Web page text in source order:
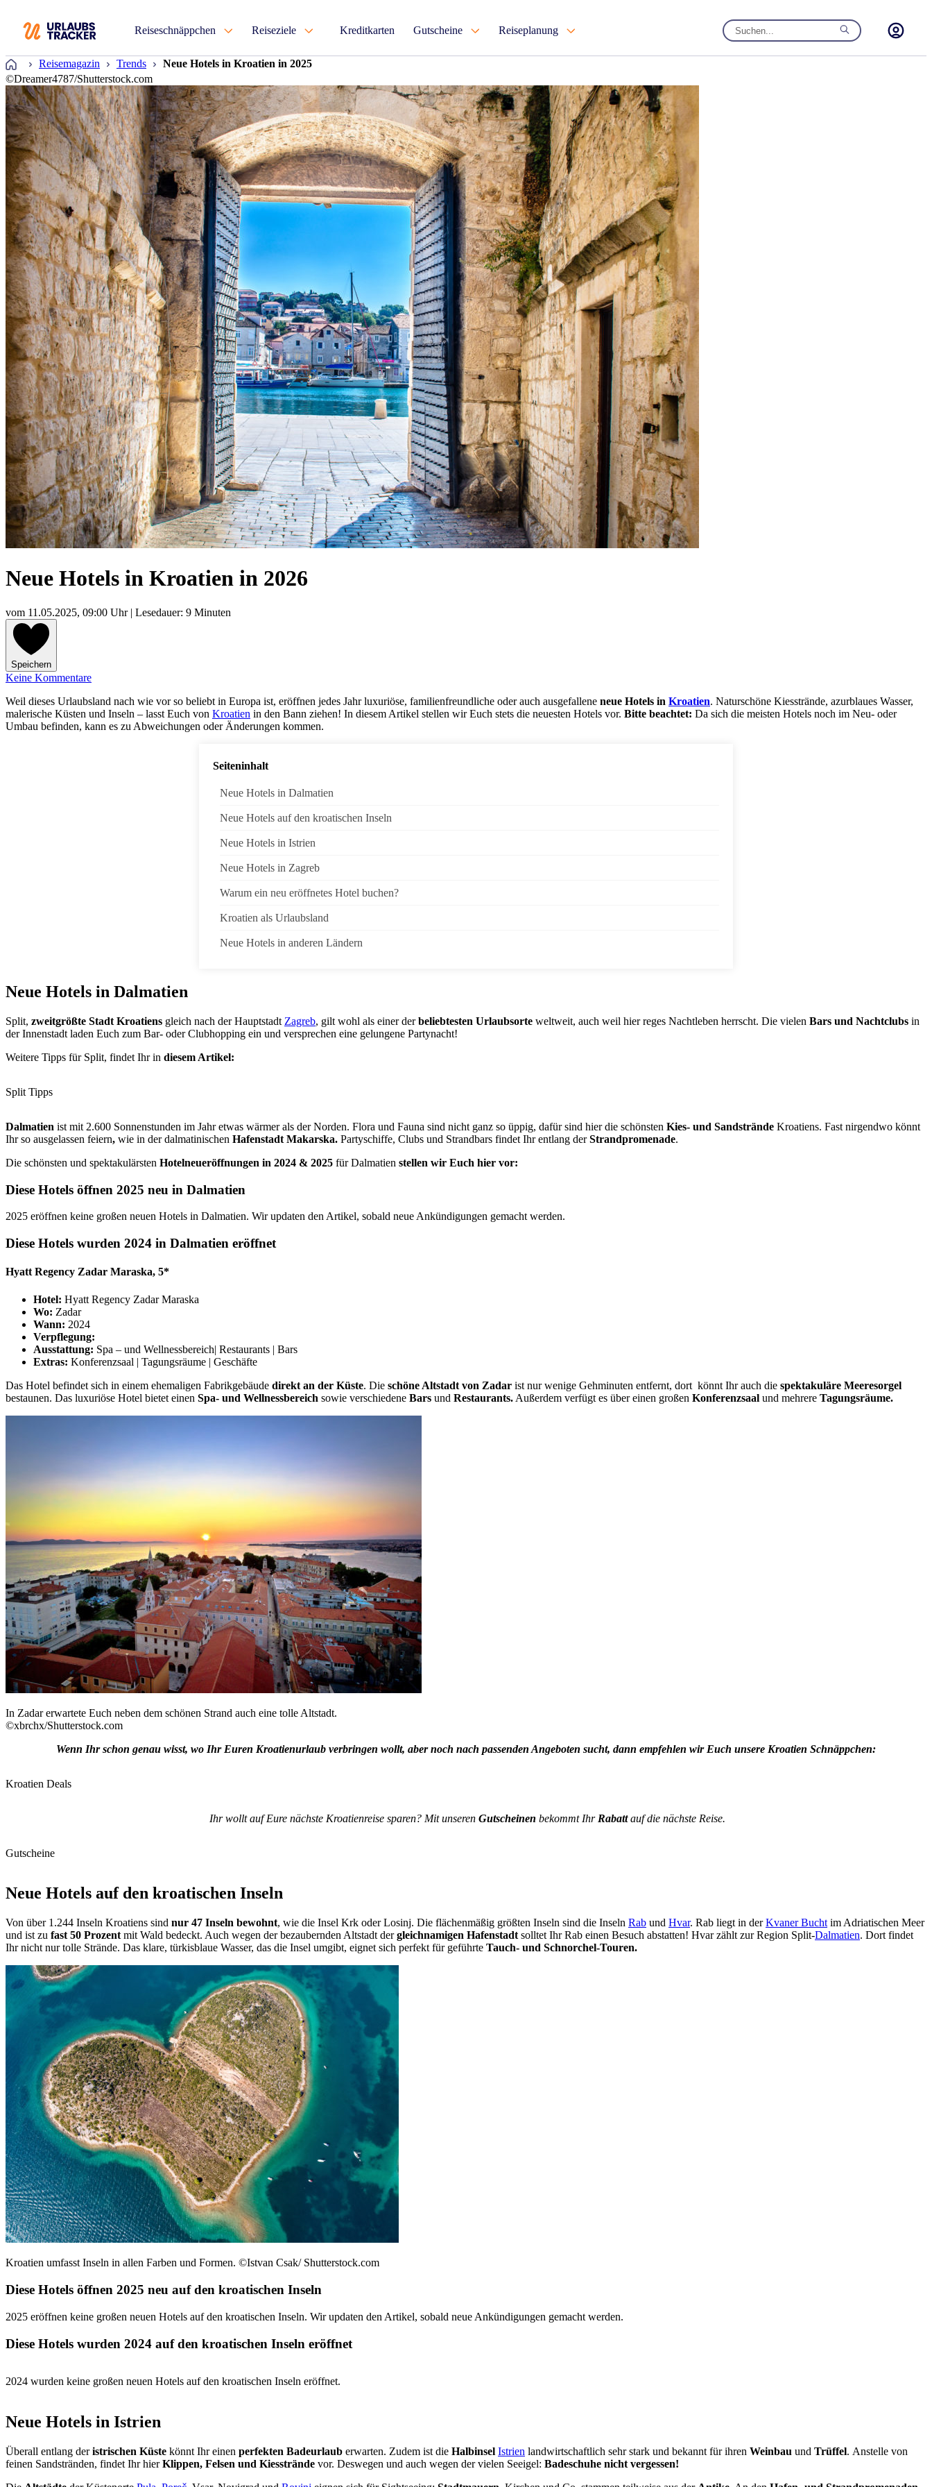
Reiseschnäppchen Reiseziele Kreditkarten Gutscheine Reiseplanung
Startseite
Reisemagazin Trends
Neue Hotels in Kroatien in 2025
©Dreamer4787/Shutterstock.com
Neue Hotels in Kroatien in 2026
vom 11.05.2025, 09:00 Uhr| Lesedauer: 9 Minuten
Speichern
Keine Kommentare
Weil dieses Urlaubsland nach wie vor so beliebt in Europa ist, eröffnen jedes Jahr luxuriöse, familienfreundliche oder auch ausgefallene neue Hotels in Kroatien. Naturschöne Kiesstrände, azurblaues Wasser,
malerische Küsten und Inseln – lasst Euch von Kroatien in den Bann ziehen! In diesem Artikel stellen wir Euch stets die neuesten Hotels vor. Bitte beachtet: Da sich die meisten Hotels noch im Neu- oder
Umbau befinden, kann es zu Abweichungen oder Änderungen kommen.
Seiteninhalt
Neue Hotels in Dalmatien
Neue Hotels auf den kroatischen Inseln
Neue Hotels in Istrien
Neue Hotels in Zagreb
Warum ein neu eröffnetes Hotel buchen?
Kroatien als Urlaubsland
Neue Hotels in anderen Ländern
Neue Hotels in Dalmatien
Split, zweitgrößte Stadt Kroatiens gleich nach der Hauptstadt Zagreb, gilt wohl als einer derbeliebtesten Urlaubsorte weltweit, auch weil hier reges Nachtleben herrscht. Die vielen Bars und Nachtclubs in
der Innenstadt laden Euch zum Bar- oder Clubhopping ein und versprechen eine gelungene Partynacht!
Weitere Tipps für Split, findet Ihr in diesem Artikel:
Split Tipps
Dalmatien ist mit 2.600 Sonnenstunden im Jahr etwas wärmer als der Norden. Flora und Fauna sind nicht ganz so üppig, dafür sind hier die schönsten Kies- und Sandstrände Kroatiens. Fast nirgendwo könnt
Ihr so ausgelassen feiern, wie in der dalmatinischen Hafenstadt Makarska. Partyschiffe, Clubs und Strandbars findet Ihr entlang derStrandpromenade.
Die schönsten und spektakulärsten Hotelneueröffnungen in 2024 & 2025 für Dalmatien stellen wir Euch hier vor:
Diese Hotels öffnen 2025 neu in Dalmatien
2025 eröffnen keine großen neuen Hotels in Dalmatien. Wir updaten den Artikel, sobald neue Ankündigungen gemacht werden.
Diese Hotels wurden 2024 in Dalmatien eröffnet
Hyatt Regency Zadar Maraska, 5*
Hotel: Hyatt Regency Zadar Maraska
Wo: Zadar
Wann: 2024
Verpflegung:
Ausstattung: Spa – und Wellnessbereich| Restaurants | Bars
Extras: Konferenzsaal | Tagungsräume | Geschäfte
Das Hotel befindet sich in einem ehemaligen Fabrikgebäude direkt an der Küste. Die schöne Altstadt von Zadar ist nur wenige Gehminuten entfernt, dort könnt Ihr auch die spektakuläre Meeresorgel
bestaunen. Das luxuriöse Hotel bietet einen Spa- und Wellnessbereich sowie verschiedene Bars und Restaurants. Außerdem verfügt es über einen großen Konferenzsaal und mehrere Tagungsräume.
In Zadar erwartete Euch neben dem schönen Strand auch eine tolle Altstadt.
©xbrchx/Shutterstock.com
Wenn Ihr schon genau wisst, wo Ihr Euren Kroatienurlaub verbringen wollt, aber noch nach passenden Angeboten sucht, dann empfehlen wir Euch unsere Kroatien Schnäppchen:
Kroatien Deals
Ihr wollt auf Eure nächste Kroatienreise sparen? Mit unseren Gutscheinen bekommt Ihr Rabattauf die nächste Reise.
Gutscheine
Neue Hotels auf den kroatischen Inseln
Von über 1.244 Inseln Kroatiens sind nur 47 Inseln bewohnt, wie die Insel Krk oder Losinj. Die flächenmäßig größten Inseln sind die Inseln Rab und Hvar. Rab liegt in derKvaner Bucht im Adriatischen Meer
und ist zu fast 50 Prozent mit Wald bedeckt. Auch wegen der bezaubernden Altstadt dergleichnamigen Hafenstadt solltet Ihr Rab einen Besuch abstatten! Hvar zählt zur Region Split-Dalmatien. Dort findet
Ihr nicht nur tolle Strände. Das klare, türkisblaue Wasser, das die Insel umgibt, eignet sich perfekt für geführte Tauch- und Schnorchel-Touren.
Kroatien umfasst Inseln in allen Farben und Formen. ©Istvan Csak/ Shutterstock.com
Diese Hotels öffnen 2025 neu auf den kroatischen Inseln
2025 eröffnen keine großen neuen Hotels auf den kroatischen Inseln. Wir updaten den Artikel, sobald neue Ankündigungen gemacht werden.
Diese Hotels wurden 2024 auf den kroatischen Inseln eröffnet
2024 wurden keine großen neuen Hotels auf den kroatischen Inseln eröffnet.
Neue Hotels in Istrien
Überall entlang deristrischen Küste könnt Ihr einen perfekten Badeurlaub erwarten. Zudem ist die Halbinsel Istrien landwirtschaftlich sehr stark und bekannt für ihren Weinbau und Trüffel. Anstelle von
feinen Sandstränden, findet Ihr hierKlippen, Felsen und Kiesstrände vor. Deswegen und auch wegen der vielen Seeigel: Badeschuhe nicht vergessen!